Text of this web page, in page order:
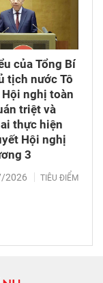
của Tổng Bí
tịch nước Tô
Hội nghị toàn
triệt và
thực hiện
Hội nghị
3
2026 TIÊU ĐIỂM